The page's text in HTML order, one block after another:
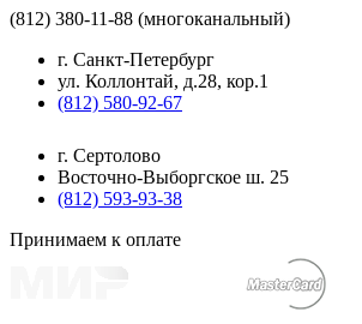
(812) 380-11-88 (многоканальный)
г. Санкт-Петербург
ул. Коллонтай, д.28, кор.1
(812) 580-92-67
г. Сертолово
Восточно-Выборгское ш. 25
(812) 593-93-38
Принимаем к оплате